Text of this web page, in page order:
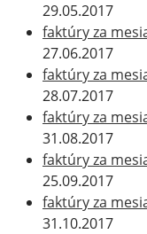
29.05.2017
faktúry za
27.06.2017
faktúry za
28.07.2017
faktúry za
31.08.2017
faktúry za
25.09.2017
faktúry za
31.10.2017